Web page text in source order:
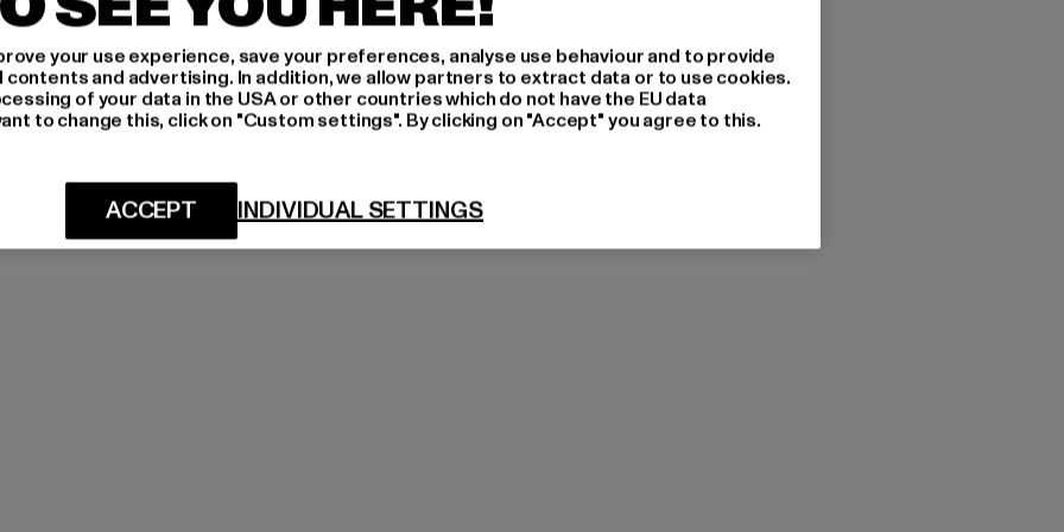
your use experience, save your preferences, analyse use behaviour and to provide
and advertising. In addition, we allow partners to extract data or to use cookies.
of your data in the USA or other countries which do not have the EU data
to change this, click on "Custom settings". By clicking on "Accept" you agree to this.
INDIVIDUAL SETTINGS
ACCEPT